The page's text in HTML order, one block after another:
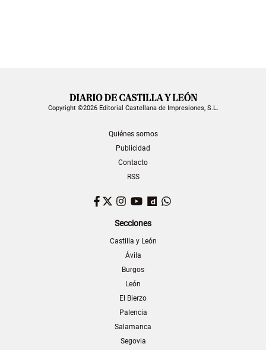
Copyright ©2026 Editorial Castellana de Impresiones, S.L.
Quiénes somos
Publicidad
Contacto
RSS
Facebook
TwitterInstagram
YouTubeDailymotion
Secciones
Castilla y León
Ávila
Burgos
León
El Bierzo
Palencia
Salamanca
Segovia